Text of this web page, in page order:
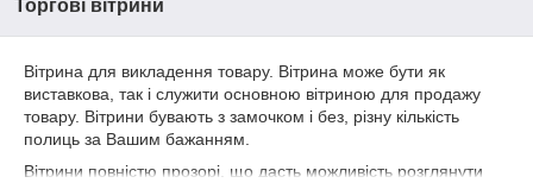
Торгові вітрини
Вітрина для викладення товару. Вітрина може бути як
виставкова, так і служити основною вітриною для продажу
товару. Вітрини бувають з замочком і без, різну кількість
полиць за Вашим бажанням.
Вітрини повністю прозорі, що дасть можливість розглянути